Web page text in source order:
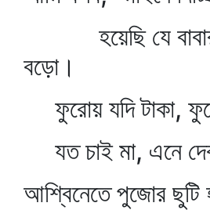
হয়েছি যে
বড়ো।
ফুরোয় যদি টাকা,
যত চাই মা, এনে
আশ্বিনেতে পুজোর ছুটি